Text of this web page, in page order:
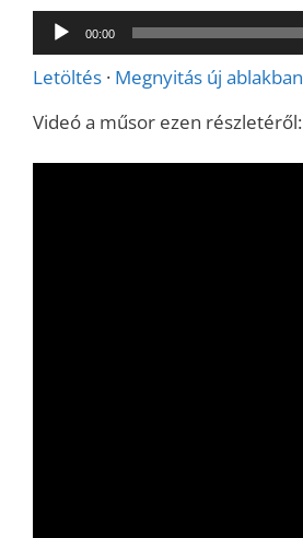
Audió
lejátszó
00:00
Letöltés · Megnyitás új ablakban
Videó a műsor ezen részletéről: